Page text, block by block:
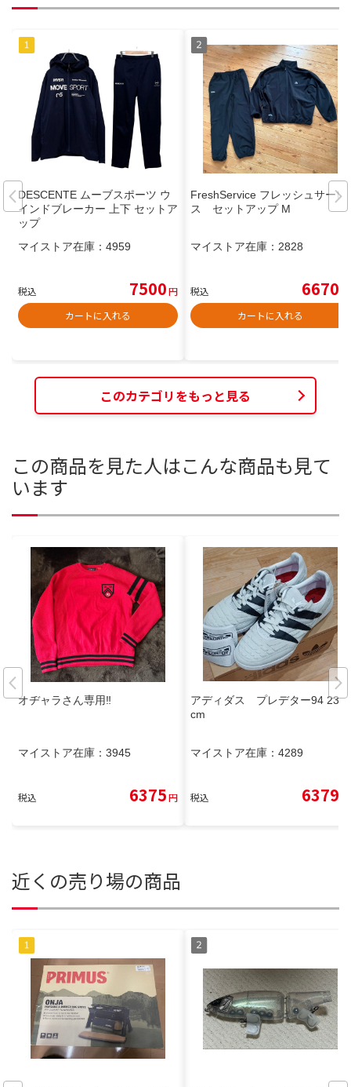
DESCENTE ムーブスポーツ ウ
インドブレーカー 上下 セットア
ップ
マイストア在庫： 4959
税込 7500円
カートに入れる
FreshService フレッシュサービ
ス セットアップ M
マイストア在庫： 2828
税込 6670
カートに入れる
このカテゴリをもっと見る
この商品を見た人はこんな商品も見て
います
オヂャラさん専用‼️
マイストア在庫： 3945
税込 6375円
アディダス プレデター94 23.5
cm
マイストア在庫： 4289
税込 6379
近くの売り場の商品